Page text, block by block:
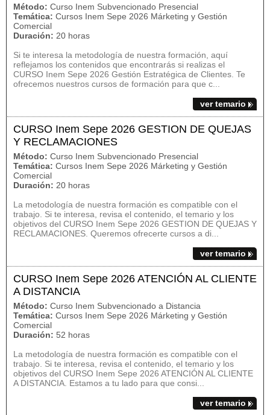
Método: Curso Inem Subvencionado Presencial
Temática: Cursos Inem Sepe 2026 Márketing y Gestión
Comercial
Duración: 20 horas
Si te interesa la metodología de nuestra formación, aquí
reflejamos los contenidos que encontrarás si realizas el
CURSO Inem Sepe 2026 Gestión Estratégica de Clientes. Te
ofrecemos nuestros cursos de formación para que c...
ver temario
CURSO Inem Sepe 2026 GESTION DE QUEJAS
Y RECLAMACIONES
Método: Curso Inem Subvencionado Presencial
Temática: Cursos Inem Sepe 2026 Márketing y Gestión
Comercial
Duración: 20 horas
La metodología de nuestra formación es compatible con el
trabajo. Si te interesa, revisa el contenido, el temario y los
objetivos del CURSO Inem Sepe 2026 GESTION DE QUEJAS Y
RECLAMACIONES. Queremos ofrecerte cursos a di...
ver temario
CURSO Inem Sepe 2026 ATENCIÓN AL CLIENTE
A DISTANCIA
Método: Curso Inem Subvencionado a Distancia
Temática: Cursos Inem Sepe 2026 Márketing y Gestión
Comercial
Duración: 52 horas
La metodología de nuestra formación es compatible con el
trabajo. Si te interesa, revisa el contenido, el temario y los
objetivos del CURSO Inem Sepe 2026 ATENCIÓN AL CLIENTE
A DISTANCIA. Estamos a tu lado para que consi...
ver temario